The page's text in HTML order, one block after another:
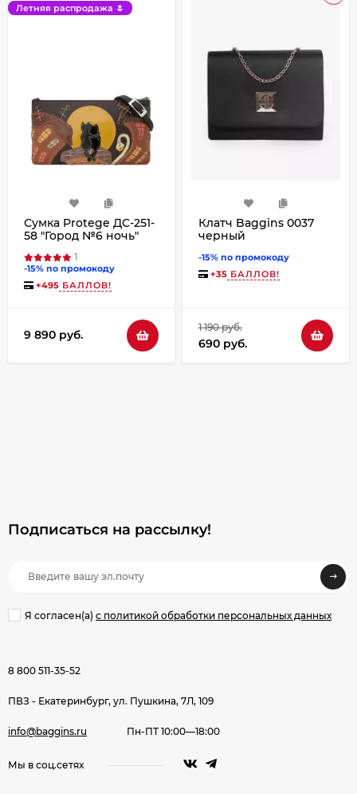
Летняя распродажа 🌷
Сумка Protege ДС-251-
58 "Город №6 ночь"
1
-15% по промокоду
+495 БАЛЛОВ!
9 890 руб.
Клатч Baggins 0037
черный
-15% по промокоду
+35 БАЛЛОВ!
1 190 руб.
690 руб.
Подписаться на рассылкy!
Я согласен(a) с политикой обработки персональных данных
8 800 511-35-52
ПВЗ - Екатеринбург, ул. Пушкина, 7Л, 109
info@baggins.ru Пн-ПТ 10:00—18:00
Мы в соц.сетях